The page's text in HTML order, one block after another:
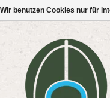
Wir benutzen Cookies nur für